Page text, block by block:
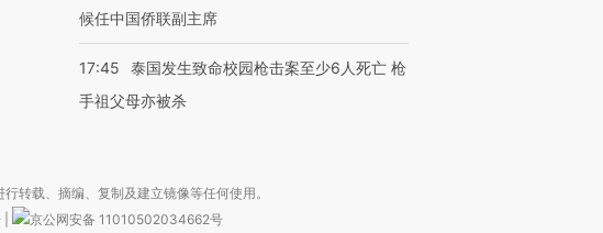
候任中国侨联副主席
17:45
泰国发生致命校园枪击案至少6人死亡 枪
手祖父母亦被杀
转载、摘编、复制及建立镜像等任何使用。
京公网安备 11010502034662号